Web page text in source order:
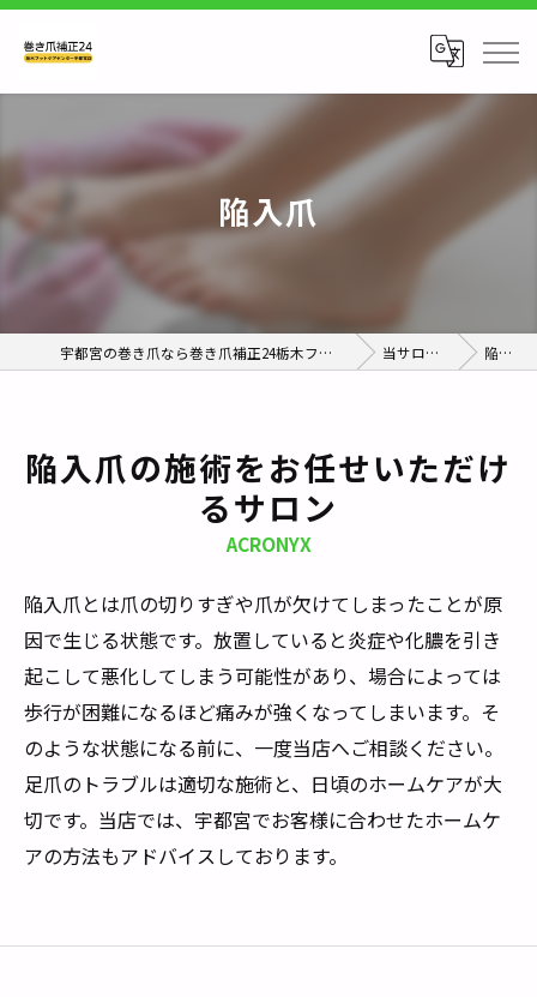
陥入爪
宇都宮の巻き爪なら巻き爪補正24栃木フットケアセンター宇都宮店 当サロンの特徴 陥入爪
陥入爪の施術をお任せいただけ
るサロン
ACRONYX
陥入爪とは爪の切りすぎや爪が欠けてしまったことが原
因で生じる状態です。放置していると炎症や化膿を引き
起こして悪化してしまう可能性があり、場合によっては
歩行が困難になるほど痛みが強くなってしまいます。そ
のような状態になる前に、一度当店へご相談ください。
足爪のトラブルは適切な施術と、日頃のホームケアが大
切です。当店では、宇都宮でお客様に合わせたホームケ
アの方法もアドバイスしております。